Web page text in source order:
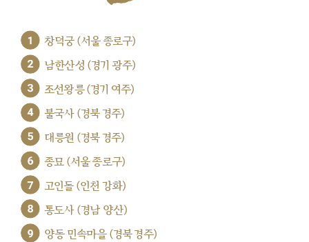
1 창덕궁 (서울 종로구)
2 남한산성 (경기 광주)
3 조선왕릉 (경기 여주)
4 불국사 (경북 경주)
5 대릉원 (경북 경주)
6 종묘 (서울 종로구)
7 고인돌 (인천 강화)
8 통도사 (경남 양산)
9 양동 민속마을 (경북 경주)